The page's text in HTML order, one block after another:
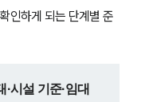
인하게 되는 단계별 준
시설 기준·임대